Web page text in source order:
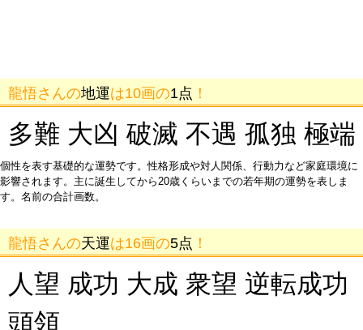
龍悟さんの地運は10画の1点 ！
多難 大凶 破滅 不遇 孤独 極端
個性を表す基礎的な運勢です。性格形成や対人関係、行動力など家庭環境に
影響されます。主に誕生してから20歳くらいまでの若年期の運勢を表しま
す。名前の合計画数。
龍悟さんの天運は16画の5点 ！
人望 成功 大成 衆望 逆転成功
頭領